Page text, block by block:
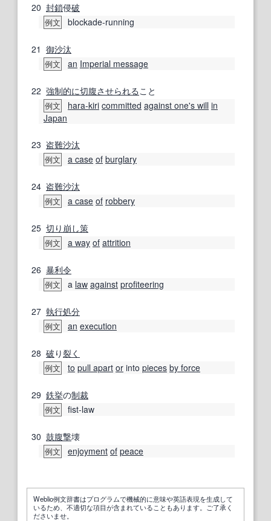
20 封鎖侵破
例文 blockade-running
21 御沙汰
例文 an Imperial message
22 強制的に切腹させられる こと
例文 hara-kiri committed against one's will in
Japan
23 盗難沙汰
例文 a case of burglary
24 盗難沙汰
例文 a case of robbery
25 切り崩し策
例文 a way of attrition
26 暴利令
例文 a law against profiteering
27 執行処分
例文 an execution
28 破 り 裂く
例文 to pull apart or into pieces by force
29 鉄挙の制裁
例文 fist-law
30 鼓腹撃壊
例文 enjoyment of peace
Weblio例文辞書はプログラムで機械的に意味や英語表現を生成して
いるため、不適切な項目が含まれていることもあります。ご了承く
ださいませ。